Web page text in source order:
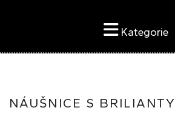
Kategorie
NÁUŠNICE S BRILIANTY